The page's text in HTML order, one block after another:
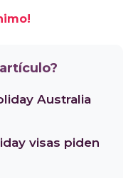
y estudiar
sí extenderla
Hay 3400 cupos
aprobación
Australia
visas piden